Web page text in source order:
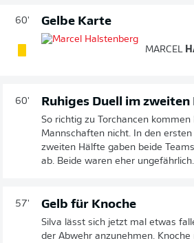
60' Gelbe Karte
MARCEL
60' Ruhiges Duell im
So richtig zu Torchancen kommen
Mannschaften nicht. In den
zweiten Hälfte gaben beide
ab. Beide waren eher ungefährlich.
57' Gelb für Knoche
Silva lässt sich jetzt mal etwas
der Abwehr anzunehmen.